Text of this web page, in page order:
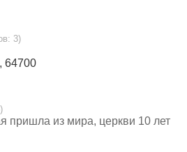
3)
64700
пришла из мира, церкви 10 лет